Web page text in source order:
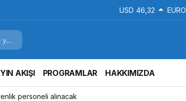
USD 46,32 EURO
AKIŞI PROGRAMLAR HAKKIMIZDA
personeli alınacak